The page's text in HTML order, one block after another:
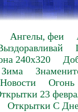
Ангелы, феи
240х320
Зима
Новости Огонь
23
Открытки С